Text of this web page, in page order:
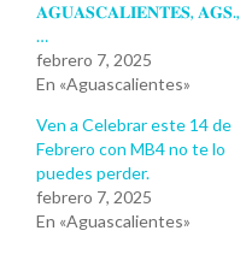
𝐀𝐆𝐔𝐀𝐒𝐂𝐀𝐋𝐈𝐄𝐍𝐓𝐄𝐒, 𝐀𝐆𝐒.,
…
febrero 7, 2025
En «Aguascalientes»
Ven a Celebrar este 14 de
Febrero con MB4 no te lo
puedes perder.
febrero 7, 2025
En «Aguascalientes»